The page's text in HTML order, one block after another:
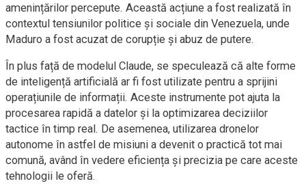
amenințărilor percepute. Această acțiune a fost realizată în
contextul tensiunilor politice și sociale din Venezuela, unde
Maduro a fost acuzat de corupție și abuz de putere.
În plus față de modelul Claude, se speculează că alte forme
de inteligență artificială ar fi fost utilizate pentru a sprijini
operațiunile de informații. Aceste instrumente pot ajuta la
procesarea rapidă a datelor și la optimizarea deciziilor
tactice în timp real. De asemenea, utilizarea dronelor
autonome în astfel de misiuni a devenit o practică tot mai
comună, având în vedere eficiența și precizia pe care aceste
tehnologii le oferă.